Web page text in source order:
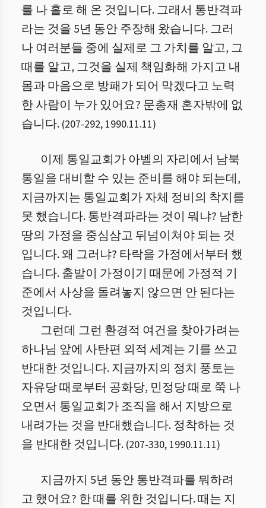
를 나 홀로 해 온 것입니다. 그래서 통반격파
라는 것을 5년 동안 주장해 왔습니다. 그러
나 여러분들 중에 실제로 그 가치를 알고, 그
때를 알고, 그것을 실제 책임화해 가지고 내
몸과 마음으로 방패가 되어 막겠다고 노력
한 사람이 누가 있어요? 문총재 혼자밖에 없
습니다. (207-292, 1990.11.11)
이제 통일교회가 아벨의 자리에서 남북
통일을 대비할 수 있는 준비를 해야 되는데,
지금까지는 통일교회가 자체 정비의 착지를
못 했습니다. 통반격파라는 것이 뭐냐? 남한
땅의 가정을 중심삼고 뒤넘이쳐야 되는 것
입니다. 왜 그러냐? 타락을 가정에서부터 했
습니다. 출발이 가정이기 때문에 가정적 기
준에서 사상을 돌려놓지 않으면 안 된다는
것입니다.
그런데 그런 환경적 여건을 찾아가려는
하나님 앞에 사탄편 외적 세계는 기를 쓰고
반대한 것입니다. 지금까지의 정치 풍토는
자유당 때로부터 공화당, 민정당 때로 쭉 나
오면서 통일교회가 조직을 해서 지방으로
내려가는 것을 반대했습니다. 정착하는 것
을 반대한 것입니다. (207-330, 1990.11.11)
지금까지 5년 동안 통반격파를 뭐하려
고 했어요? 한 때를 위한 것입니다. 때는 지